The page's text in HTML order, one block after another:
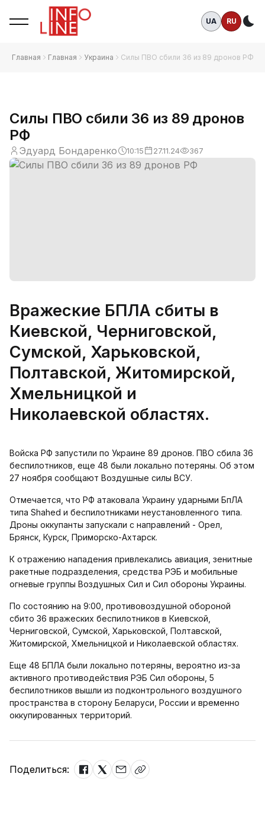
UA RU
Главная Главная Украина Силы ПВО сбили 36 из 89 дронов РФ
Силы ПВО сбили 36 из 89 дронов
РФ
Эдуард Бондаренко 10:15 27.11.24 367
Вражеские БПЛА сбиты в
Киевской, Черниговской,
Сумской, Харьковской,
Полтавской, Житомирской,
Хмельницкой и
Николаевской областях.
Войска РФ запустили по Украине 89 дронов. ПВО сбила 36
беспилотников, еще 48 были локально потеряны. Об этом
27 ноября сообщают Воздушные силы ВСУ.
Отмечается, что РФ атаковала Украину ударными БпЛА
типа Shahed и беспилотниками неустановленного типа.
Дроны оккупанты запускали с направлений - Орел,
Брянск, Курск, Приморско-Ахтарск.
К отражению нападения привлекались авиация, зенитные
ракетные подразделения, средства РЭБ и мобильные
огневые группы Воздушных Сил и Сил обороны Украины.
По состоянию на 9:00, противовоздушной обороной
сбито 36 вражеских беспилотников в Киевской,
Черниговской, Сумской, Харьковской, Полтавской,
Житомирской, Хмельницкой и Николаевской областях.
Еще 48 БПЛА были локально потеряны, вероятно из-за
активного противодействия РЭБ Сил обороны, 5
беспилотников вышли из подконтрольного воздушного
пространства в сторону Беларуси, России и временно
оккупированных территорий.
Поделиться: